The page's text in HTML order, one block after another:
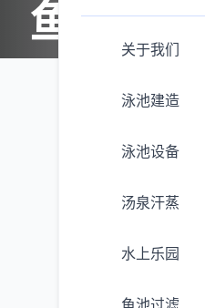
鱼池过滤
关于我们
泳池建造
泳池设备
汤泉汗蒸
水上乐园
鱼池过滤